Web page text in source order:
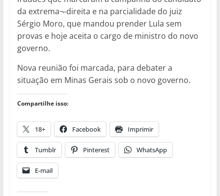
da extrema¬-direita e na parcialidade do juiz
Sérgio Moro, que mandou prender Lula sem
provas e hoje aceita o cargo de ministro do novo
governo.
Nova reunião foi marcada, para debater a
situação em Minas Gerais sob o novo governo.
Compartilhe isso:
18+ Facebook Imprimir
Tumblr Pinterest WhatsApp
E-mail